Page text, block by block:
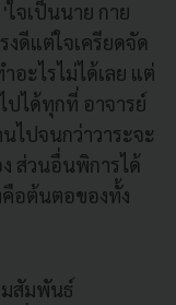
จเป็นนาย กาย
งดีแต่ใจเครียดจัด
อะไรไม่ได้เลย แต่
ปได้ทุกที่ อาจารย์
ไปจนกว่าวาระจะ
ส่วนอื่นพิการได้
คือต้นตอของทั้ง
มสัมพันธ์